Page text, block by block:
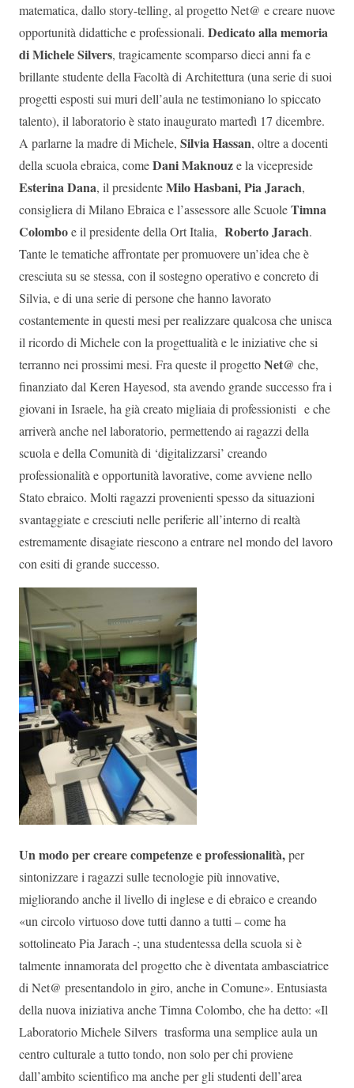
matematica, dallo story-telling, al progetto Net@ e creare nuove
opportunità didattiche e professionali. Dedicato alla memoria
di Michele Silvers, tragicamente scomparso dieci anni fa e
brillante studente della Facoltà di Architettura (una serie di suoi
progetti esposti sui muri dell’aula ne testimoniano lo spiccato
talento), il laboratorio è stato inaugurato martedì 17 dicembre.
A parlarne la madre di Michele, Silvia Hassan, oltre a docenti
della scuola ebraica, comeDani Maknouze la vicepreside
Esterina Dana, il presidenteMilo Hasbani, Pia Jarach,
consigliera di Milano Ebraica e l’assessore alle ScuoleTimna
Colomboe il presidente della Ort Italia, Roberto Jarach.
Tante le tematiche affrontate per promuovere un’idea che è
cresciuta su se stessa, con il sostegno operativo e concreto di
Silvia, e di una serie di persone che hanno lavorato
costantemente in questi mesi per realizzare qualcosa che unisca
il ricordo di Michele con la progettualità e le iniziative che si
terranno nei prossimi mesi. Fra queste il progettoNet@ che,
finanziato dal Keren Hayesod, sta avendo grande successo fra i
giovani in Israele, ha già creato migliaia di professionisti e che
arriverà anche nel laboratorio, permettendo ai ragazzi della
scuola e della Comunità di ‘digitalizzarsi’ creando
professionalità e opportunità lavorative, come avviene nello
Stato ebraico. Molti ragazzi provenienti spesso da situazioni
svantaggiate e cresciuti nelle periferie all’interno di realtà
estremamente disagiate riescono a entrare nel mondo del lavoro
con esiti di grande successo.
Un modo per creare competenze e professionalità,per
sintonizzare i ragazzi sulle tecnologie più innovative,
migliorando anche il livello di inglese e di ebraico e creando
«un circolo virtuoso dove tutti danno a tutti – come ha
sottolineato Pia Jarach -; una studentessa della scuola si è
talmente innamorata del progetto che è diventata ambasciatrice
di Net@ presentandolo in giro, anche in Comune». Entusiasta
della nuova iniziativa anche Timna Colombo, che ha detto: «Il
Laboratorio Michele Silvers trasforma una semplice aula un
centro culturale a tutto tondo, non solo per chi proviene
dall’ambito scientifico ma anche per gli studenti dell’area